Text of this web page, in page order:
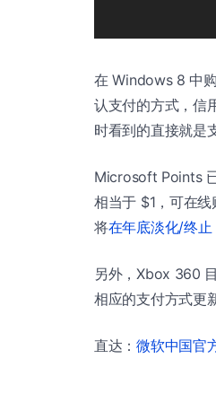
在 Windows 8 中
认支付的方式，信
时看到的直接就是
Microsoft Points
相当于 $1，可在
将在年底淡化/终
另外，Xbox 360
相应的支付方式更
直达：微软中国官